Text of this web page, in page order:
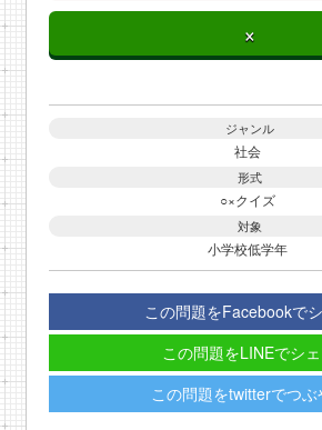
×
ジャンル
社会
形式
○×クイズ
対象
小学校低学年
この問題をFacebookで
この問題をLINEでシ
この問題をtwitterでつぶ